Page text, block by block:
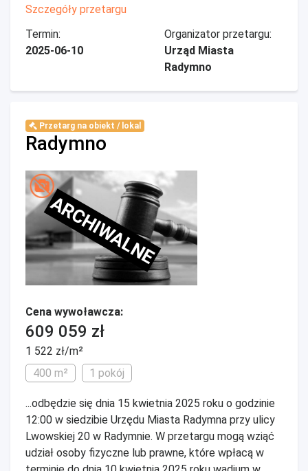
Szczegóły przetargu
Termin:
2025-06-10
Organizator przetargu:
Urząd Miasta
Radymno
Przetarg na obiekt / lokal
Radymno
ARCHIWALNE
Cena wywoławcza:
609 059 zł
1 522 zł/m²
400 m²
1 pokój
...odbędzie się dnia 15 kwietnia 2025 roku o godzinie
12:00 w siedzibie Urzędu Miasta Radymna przy ulicy
Lwowskiej 20 w Radymnie. W przetargu mogą wziąć
udział osoby fizyczne lub prawne, które wpłacą w